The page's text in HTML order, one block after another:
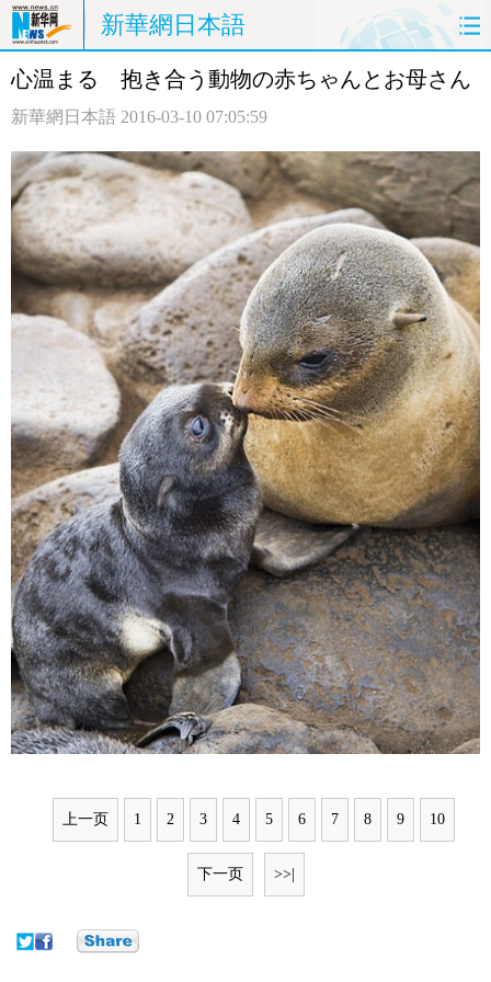
新華網日本語
ホームページ 政治 経済
観光 評論 写真
中日対訳
心温まる 抱き合う動物の赤ちゃんとお母さん
新華網日本語 2016-03-10 07:05:59
上一页 1 2 3 4 5 6 7 8 9 10
下一页 >>|